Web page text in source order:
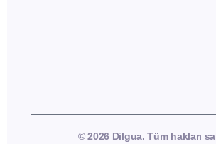
© 2026 Dilgua. Tüm hakları